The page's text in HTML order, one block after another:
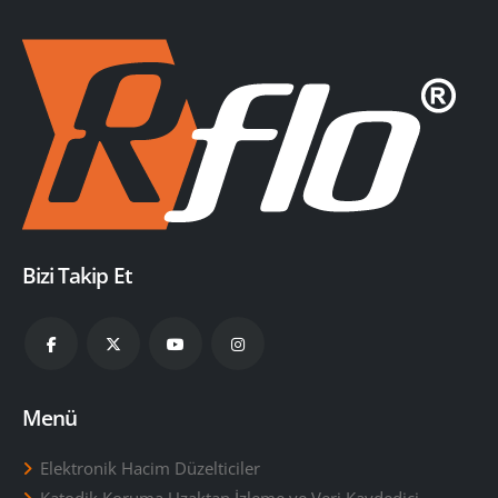
Bizi Takip Et
Elektronik Hacim Düzelticiler
Diyafram Sayaçlar için Uzaktan AMR/AMI Ünitesi